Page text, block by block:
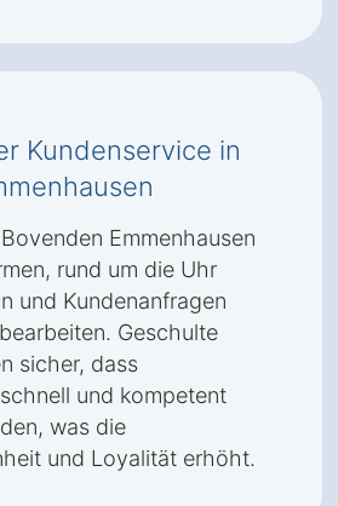
Kundenservice in
Emmenhausen
rund um die Uhr
und Kundenanfragen
Geschulte
sicher, dass
und kompetent
was die
und Loyalität erhöht.